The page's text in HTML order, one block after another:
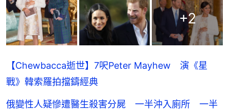
+2
【Chewbacca逝世】7呎Peter Mayhew 演《星
戰》韓索羅拍擋鑄經典
俄變性人疑慘遭醫生殺害分屍 一半沖入廁所 一半